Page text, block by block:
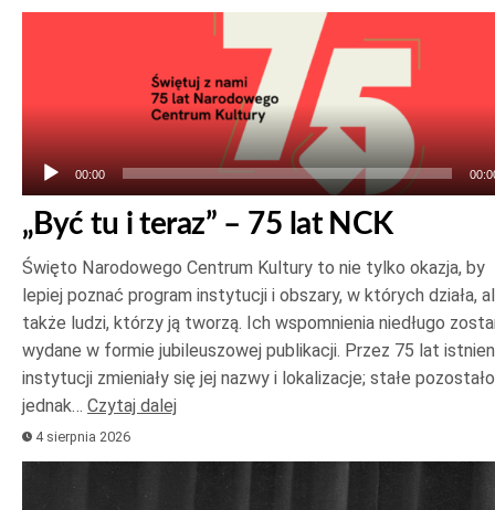
00:00
„Być tu i teraz” – 75 lat NCK
Święto Narodowego Centrum Kultury to nie tylko okazja, by
lepiej poznać program instytucji i obszary, w których działa,
także ludzi, którzy ją tworzą. Ich wspomnienia niedługo
wydane w formie jubileuszowej publikacji. Przez 75 lat
instytucji zmieniały się jej nazwy i lokalizacje; stałe pozostało
jednak… Czytaj dalej
4 sierpnia 2026